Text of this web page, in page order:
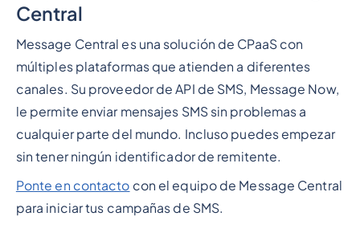
Central
Message Central es una solución de CPaaS con
múltiples plataformas que atienden a diferentes
canales. Su proveedor de API de SMS, Message Now,
le permite enviar mensajes SMS sin problemas a
cualquier parte del mundo. Incluso puedes empezar
sin tener ningún identificador de remitente.
Ponte en contacto con el equipo de Message Central
para iniciar tus campañas de SMS.